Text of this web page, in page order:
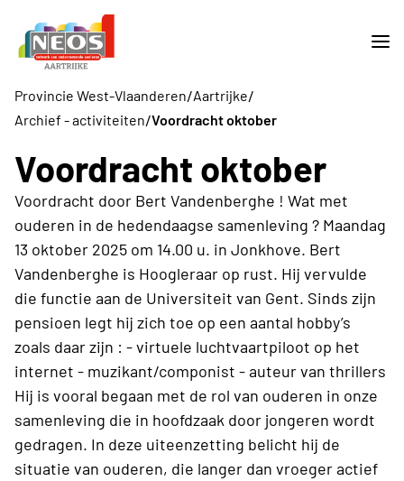
Provincie West-Vlaanderen/Aartrijke/
Archief - activiteiten/Voordracht oktober
Voordracht oktober
Voordracht door Bert Vandenberghe ! Wat met
ouderen in de hedendaagse samenleving ? Maandag
13 oktober 2025 om 14.00 u. in Jonkhove. Bert
Vandenberghe is Hoogleraar op rust. Hij vervulde
die functie aan de Universiteit van Gent. Sinds zijn
pensioen legt hij zich toe op een aantal hobby’s
zoals daar zijn : - virtuele luchtvaartpiloot op het
internet - muzikant/componist - auteur van thrillers
Hij is vooral begaan met de rol van ouderen in onze
samenleving die in hoofdzaak door jongeren wordt
gedragen. In deze uiteenzetting belicht hij de
situatie van ouderen, die langer dan vroeger actief